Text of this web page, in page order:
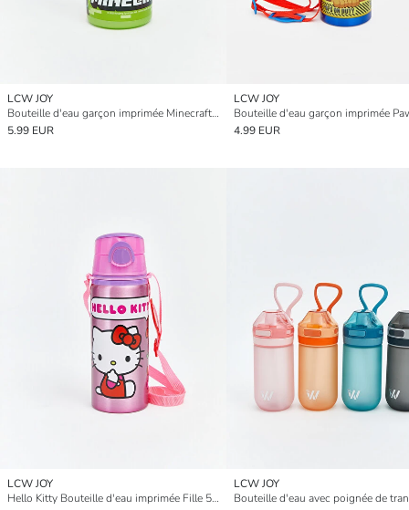
LCW JOY
Bouteille d'eau garçon imprimée Minecraft 700 ml
5.99 EUR
LCW JOY
4.99 EUR
LCW JOY
Hello Kitty Bouteille d'eau imprimée Fille 500 ml
LCW JOY